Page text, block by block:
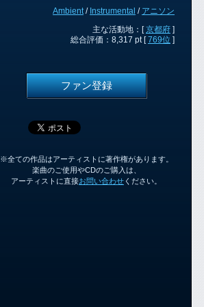
Ambient/ Instrumental / アニソン
主な活動地：[京都府 ]
総合評価：8,317 pt [769位 ]
ファン登録
※全ての作品はアーティストに著作権があります。
楽曲のご使用やCDのご購入は、
アーティストに直接お問い合わせ ください。